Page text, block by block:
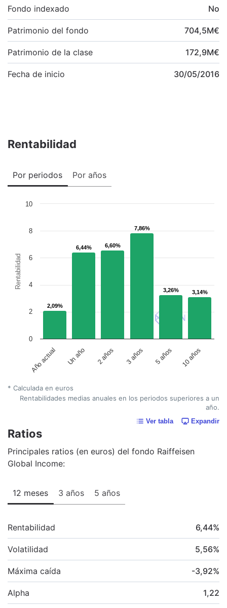
Fondo indexado No
Patrimonio del fondo 704,5M€
Patrimonio de la clase 172,9M€
Fecha de inicio 30/05/2016
Rentabilidad
Por periodos Por años
Rentabilidad
2,09%
2,09%
6,44%
6,44% 6,60%
6,60%
7,86%
7,86%
3,26%
3,26% 3,14%
3,14%
Año actual Un año 2 años 3 años 5 años 10 años
0
2
4
6
8
10
* Calculada en euros
Rentabilidades medias anuales en los periodos superiores a un
año.
Ver tabla Expandir
Ratios
Principales ratios (en euros) del fondo Raiffeisen
Global Income:
12 meses 3 años 5 años
Rentabilidad 6,44%
Volatilidad 5,56%
Máxima caída -3,92%
Alpha 1,22